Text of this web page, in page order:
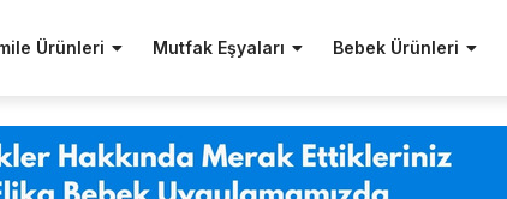
Ürünleri Mutfak Eşyaları Bebek Ürünleri